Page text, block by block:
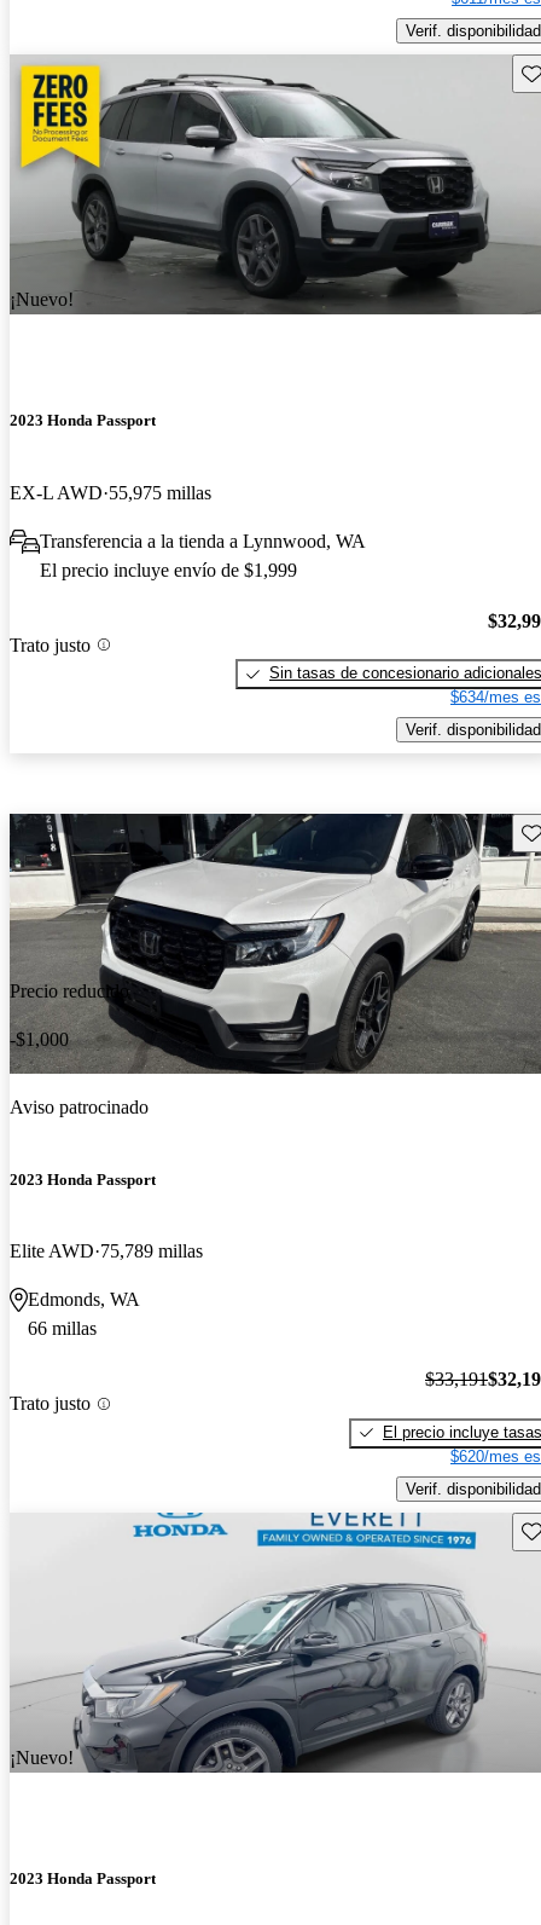
Verif. disponibilidad
¡Nuevo!
2023 Honda Passport
EX-L AWD 55,975 millas
Transferencia a la tienda a Lynnwood, WA
El precio incluye envío de $1,999
Trato justo
Sin tasas de concesionario adicionales
$634/mes
Verif. disponibilidad
Precio reducido
-$1,000
Aviso patrocinado
2023 Honda Passport
Elite AWD 75,789 millas
Edmonds, WA
66 millas
Trato justo
$33,191
El precio incluye tasas
$620/mes
Verif. disponibilidad
¡Nuevo!
2023 Honda Passport